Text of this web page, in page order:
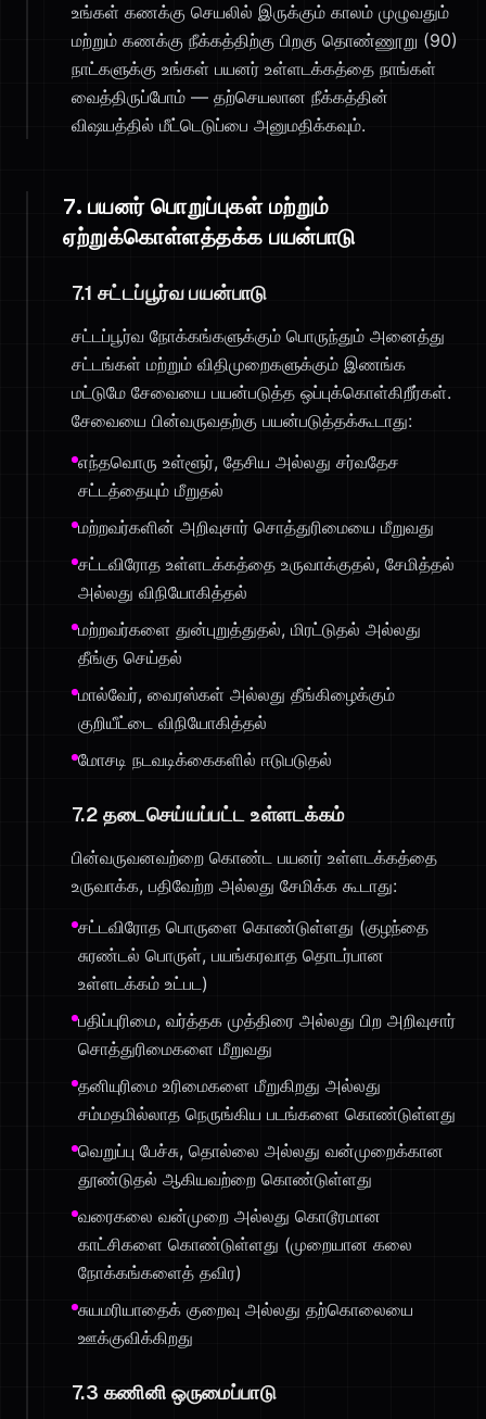
உங்கள் கணக்கு செயலில் இருக்கும் காலம் முழுவதும்
மற்றும் கணக்கு நீக்கத்திற்கு பிறகு தொண்ணூறு (90)
நாட்களுக்கு உங்கள் பயனர் உள்ளடக்கத்தை நாங்கள்
வைத்திருப்போம் — தற்செயலான நீக்கத்தின்
விஷயத்தில் மீட்டெடுப்பை அனுமதிக்கவும்.
7. பயனர் பொறுப்புகள் மற்றும்
ஏற்றுக்கொள்ளத்தக்க பயன்பாடு
7.1 சட்டப்பூர்வ பயன்பாடு
சட்டப்பூர்வ நோக்கங்களுக்கும் பொருந்தும் அனைத்து
சட்டங்கள் மற்றும் விதிமுறைகளுக்கும் இணங்க
மட்டுமே சேவையை பயன்படுத்த ஒப்புக்கொள்கிறீர்கள்.
சேவையை பின்வருவதற்கு பயன்படுத்தக்கூடாது:
எந்தவொரு உள்ளூர், தேசிய அல்லது சர்வதேச
சட்டத்தையும் மீறுதல்
மற்றவர்களின் அறிவுசார் சொத்துரிமையை மீறுவது
சட்டவிரோத உள்ளடக்கத்தை உருவாக்குதல், சேமித்தல்
அல்லது விநியோகித்தல்
மற்றவர்களை துன்புறுத்துதல், மிரட்டுதல் அல்லது
தீங்கு செய்தல்
மால்வேர், வைரஸ்கள் அல்லது தீங்கிழைக்கும்
குறியீட்டை விநியோகித்தல்
மோசடி நடவடிக்கைகளில் ஈடுபடுதல்
7.2 தடைசெய்யப்பட்ட உள்ளடக்கம்
பின்வருவனவற்றை கொண்ட பயனர் உள்ளடக்கத்தை
உருவாக்க, பதிவேற்ற அல்லது சேமிக்க கூடாது:
சட்டவிரோத பொருளை கொண்டுள்ளது (குழந்தை
சுரண்டல் பொருள், பயங்கரவாத தொடர்பான
உள்ளடக்கம் உட்பட)
பதிப்புரிமை, வர்த்தக முத்திரை அல்லது பிற அறிவுசார்
சொத்துரிமைகளை மீறுவது
தனியுரிமை உரிமைகளை மீறுகிறது அல்லது
சம்மதமில்லாத நெருங்கிய படங்களை கொண்டுள்ளது
வெறுப்பு பேச்சு, தொல்லை அல்லது வன்முறைக்கான
தூண்டுதல் ஆகியவற்றை கொண்டுள்ளது
வரைகலை வன்முறை அல்லது கொடூரமான
காட்சிகளை கொண்டுள்ளது (முறையான கலை
நோக்கங்களைத் தவிர)
சுயமரியாதைக் குறைவு அல்லது தற்கொலையை
ஊக்குவிக்கிறது
7.3 கணினி ஒருமைப்பாடு